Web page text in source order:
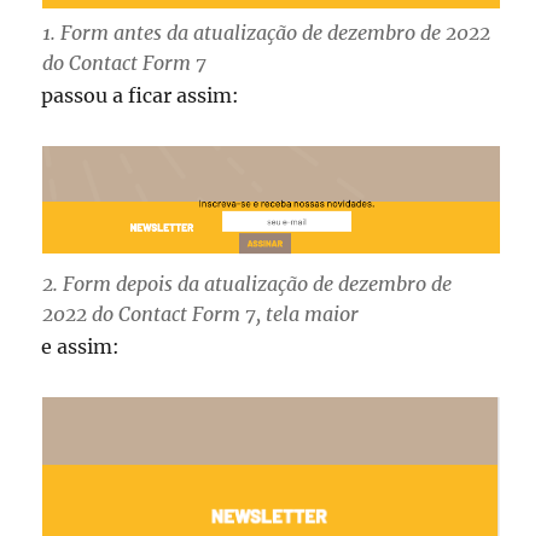
1. Form antes da atualização de dezembro de 2022
do Contact Form 7
passou a ficar assim:
2. Form depois da atualização de dezembro de
2022 do Contact Form 7, tela maior
e assim: